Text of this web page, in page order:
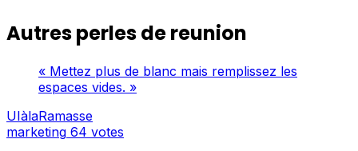
Autres perles de reunion
« Mettez plus de blanc mais remplissez les
espaces vides. »
UIàlaRamasse
marketing 64 votes